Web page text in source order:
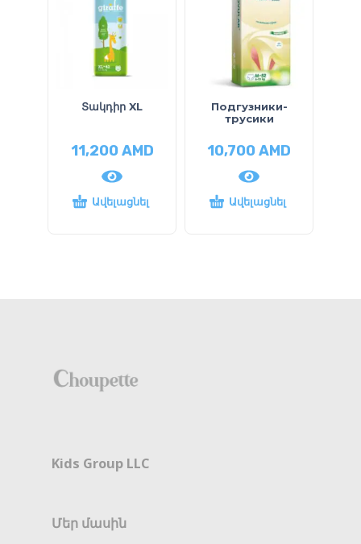
Տակդիր XL
11,200AMD
Ավելացնել
Подгузники-
трусики
10,700AMD
Ավելացնել
Kids Group LLC
Մեր մասին